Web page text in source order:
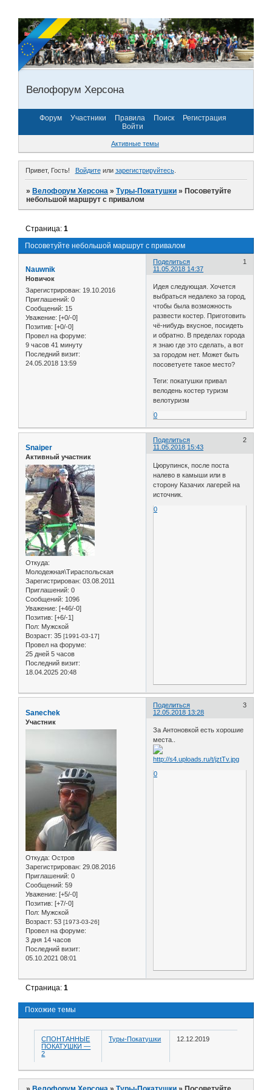
Велофорум Херсона
Форум Участники Правила Поиск
Регистрация
Войти
Активные темы
Привет, Гость! Войдитеили зарегистрируйтесь.
»Велофорум Херсона »Туры-Покатушки »Посоветуйте
небольшой маршрут с привалом
Посоветуйте небольшой маршрут с привалом
Страница:1
Поделиться
1
11.05.2018 14:37
Nauwnik
Новичок
Зарегистрирован: 19.10.2016
Приглашений: 0
Сообщений: 15
Уважение: [+0/-0]
Позитив: [+0/-0]
Провел на форуме:
9 часов 41 минуту
Последний визит:
24.05.2018 13:59
Идея следующая. Хочется
выбраться недалеко за город,
чтобы была возможность
развести костер. Приготовить
чё-нибудь вкусное, посидеть
и обратно. В пределах города
я знаю где это сделать, а вот
за городом нет. Может быть
посоветуете такое место?
Теги: покатушки привал
велодень костер туризм
велотуризм
0
Поделиться
2
11.05.2018 15:43
Snaiper
Активный участник
Откуда:
Молодежная\Тираспольская
Зарегистрирован: 03.08.2011
Приглашений: 0
Сообщений: 1096
Уважение: [+46/-0]
Позитив: [+6/-1]
Пол: Мужской
Возраст: 35 [1991-03-17]
Провел на форуме:
25 дней 5 часов
Последний визит:
18.04.2025 20:48
Цюрупинск, после поста
налево в камыши или в
сторону Казачих лагерей на
источник.
0
Поделиться
3
12.05.2018 13:28
Sanechek
Участник
Откуда: Остров
Зарегистрирован: 29.08.2016
Приглашений: 0
Сообщений: 59
Уважение: [+5/-0]
Позитив: [+7/-0]
Пол: Мужской
Возраст: 53 [1973-03-26]
Провел на форуме:
3 дня 14 часов
Последний визит:
05.10.2021 08:01
За Антоновкой есть хорошие
места..
0
Страница:1
Похожие темы
СПОНТАННЫЕ
ПОКАТУШКИ —
2
Туры-Покатушки 12.12.2019